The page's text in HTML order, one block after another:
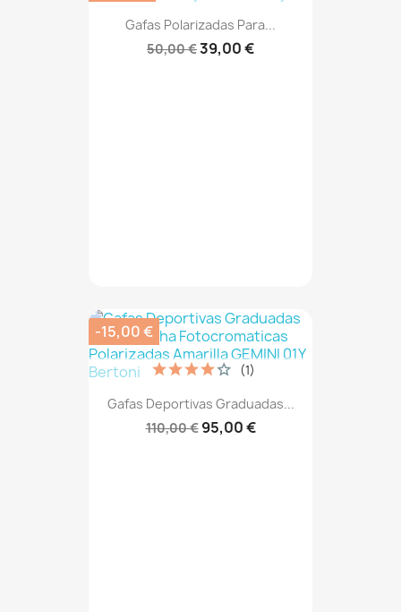
Gafas Polarizadas Para...
50,00 €39,00 €
Gafas Deportivas Graduadas...
110,00 € 95,00 €
(1)
-15,00 €